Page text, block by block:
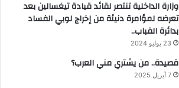
وزارة الداخلية تنتصر لقائد قيادة تيغسالين بعد
تعرضه لمؤامرة دنيئة من إخراج لوبي الفساد
بدائرة القباب..
23 يوليو 2024
قصيدة.. من يشتري مني العرب؟
7 أبريل 2025